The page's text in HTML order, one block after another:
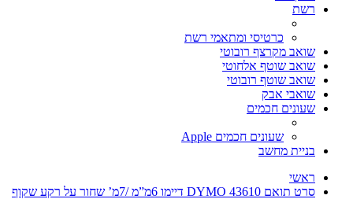
רשת
כרטיסי ומתאמי רשת
שואב מקרצף רובוטי
שואב שוטף אלחוטי
שואב שוטף רובוטי
שואבי אבק
שעונים חכמים
שעונים חכמים Apple
בניית מחשב
ראשי
סרט תואם DYMO 43610 דיימו 6מ”מ /7מ’ שחור על רקע שקוף